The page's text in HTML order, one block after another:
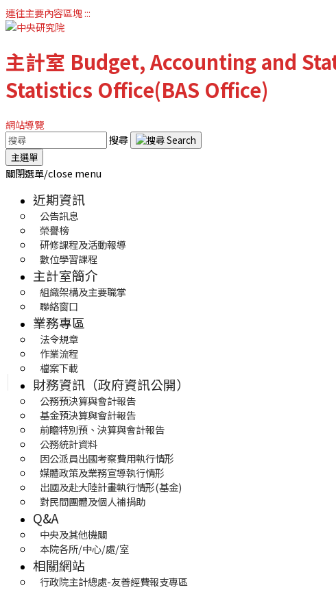
連往主要內容區塊:::
主計室 Budget, Accounting and
Statistics Office(BAS Office)
網站導覽
搜尋
主選單
關閉選單/close menu
近期資訊
公告訊息
榮譽榜
研修課程及活動報導
數位學習課程
主計室簡介
組織架構及主要職掌
聯絡窗口
業務專區
法令規章
作業流程
檔案下載
財務資訊（政府資訊公開）
公務預決算與會計報告
基金預決算與會計報告
前瞻特別預、決算與會計報告
公務統計資料
因公派員出國考察費用執行情形
媒體政策及業務宣導執行情形
出國及赴大陸計畫執行情形(基金)
對民間團體及個人補捐助
Q&A
中央及其他機關
本院各所/中心/處/室
相關網站
行政院主計總處-友善經費報支專區